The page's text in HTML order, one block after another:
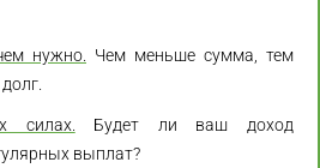
нужно.
Чем меньше сумма, тем
силах.
Будет ли ваш доход
выплат?